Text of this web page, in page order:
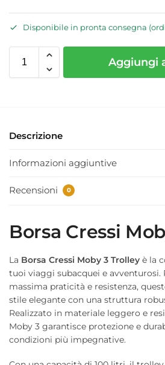
Disponibile in pronta consegna
Aggiungi
Descrizione
Informazioni aggiuntive
Recensioni 0
Borsa Cressi
La Borsa Cressi Moby 3 Trolley è la
tuoi viaggi subacquei e
massima praticità e resistenza,
stile elegante con una struttura
Realizzato in materiale leggero e
Moby 3 garantisce protezione e
condizioni più impegnative.